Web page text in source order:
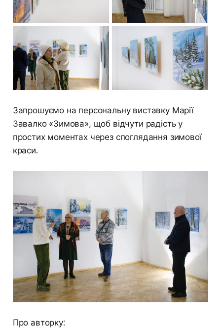
Запрошуємо на персональну виставку Марії
Завалко «Зимова», щоб відчути радість у
простих моментах через споглядання зимової
краси.
Про авторку: